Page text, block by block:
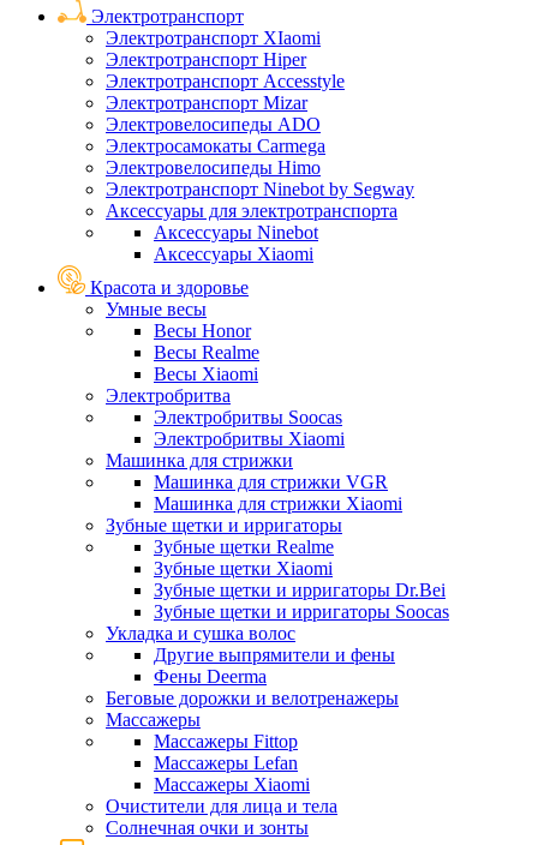
Электротранспорт
Электротранспорт XIaomi
Электротранспорт Hiper
Электротранспорт Accesstyle
Электротранспорт Mizar
Электровелосипеды ADO
Электросамокаты Carmega
Электровелосипеды Himo
Электротранспорт Ninebot by Segway
Аксессуары для электротранспорта
Аксессуары Ninebot
Аксессуары Xiaomi
Красота и здоровье
Умные весы
Весы Honor
Весы Realme
Весы Xiaomi
Электробритва
Электробритвы Soocas
Электробритвы Xiaomi
Машинка для стрижки
Машинка для стрижки VGR
Машинка для стрижки Xiaomi
Зубные щетки и ирригаторы
Зубные щетки Realme
Зубные щетки Xiaomi
Зубные щетки и ирригаторы Dr.Bei
Зубные щетки и ирригаторы Soocas
Укладка и сушка волос
Другие выпрямители и фены
Фены Deerma
Беговые дорожки и велотренажеры
Массажеры
Массажеры Fittop
Массажеры Lefan
Массажеры Xiaomi
Очистители для лица и тела
Солнечная очки и зонты